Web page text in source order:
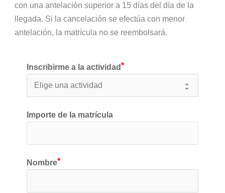
con una antelación superior a 15 días del día de la
llegada. Si la cancelación se efectúa con menor
antelación, la matrícula no se reembolsará.
Inscribirme a la actividad
Importe de la matrícula
Nombre